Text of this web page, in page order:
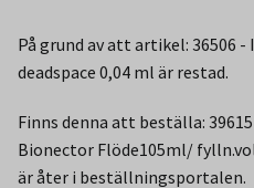
På grund av att artikel: 36506
deadspace 0,04 ml är restad.
Finns denna att beställa:
Bionector Flöde105ml/
är åter i beställningsportalen.